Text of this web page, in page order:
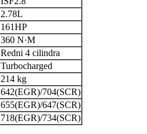
2.78L
161HP
360 N·M
Redni 4 cilindra
Turbocharged
214 kg
642(EGR)/704(SCR)
655(EGR)/647(SCR)
718(EGR)/734(SCR)